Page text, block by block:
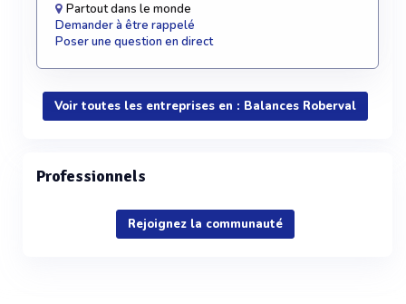
Partout dans le monde
Demander à être rappelé
Poser une question en direct
Voir toutes les entreprises en : Balances Roberval
Professionnels
Rejoignez la communauté